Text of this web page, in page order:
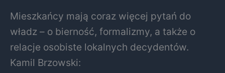
Mieszkańcy mają coraz więcej pytań do
władz – o bierność, formalizmy, a także o
relacje osobiste lokalnych decydentów.
Kamil Brzowski: